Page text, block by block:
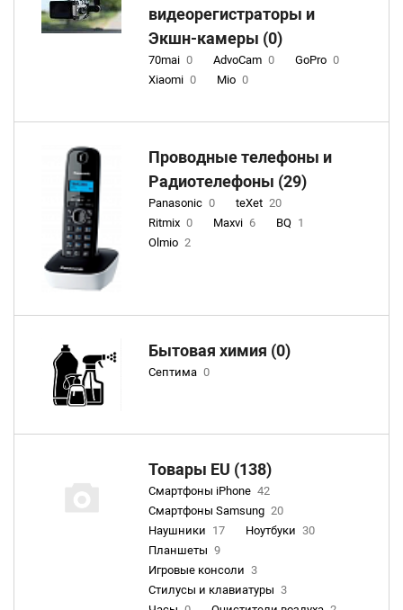
видеорегистраторы и
Экшн-камеры (0)
70mai 0 AdvoCam 0 GoPro 0
Xiaomi 0 Mio 0
Проводные телефоны и
Радиотелефоны (29)
Panasonic 0 teXet 20
Ritmix 0 Maxvi 6 BQ 1
Olmio 2
Бытовая химия (0)
Септима 0
Товары EU (138)
Смартфоны iPhone 42
Смартфоны Samsung 20
Наушники 17 Ноутбуки 30
Планшеты 9
Игровые консоли 3
Стилусы и клавиатуры 3